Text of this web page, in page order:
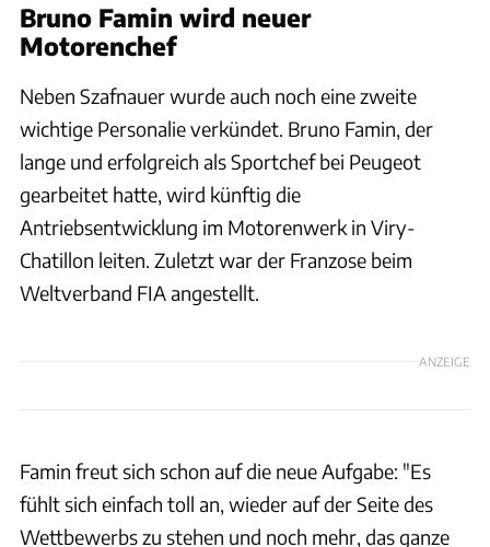
Bruno Famin wird neuer
Motorenchef
Neben Szafnauer wurde auch noch eine zweite
wichtige Personalie verkündet. Bruno Famin, der
lange und erfolgreich als Sportchef bei Peugeot
gearbeitet hatte, wird künftig die
Antriebsentwicklung im Motorenwerk in Viry-
Chatillon leiten. Zuletzt war der Franzose beim
Weltverband FIA angestellt.
ANZEIGE
Famin freut sich schon auf die neue Aufgabe: "Es
fühlt sich einfach toll an, wieder auf der Seite des
Wettbewerbs zu stehen und noch mehr, das ganze